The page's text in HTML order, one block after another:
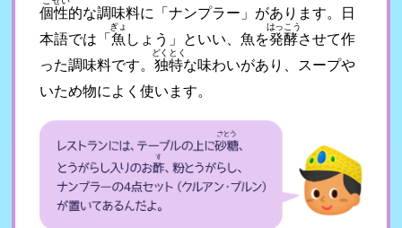
個性的な調味料に「ナンプラー」があります。日
本語では「魚
ぎょ
しょう」といい、魚を発酵
はっこう
させて作
った調味料です。独特
どくとく
な味わいがあり、スープや
いため物によく使います。